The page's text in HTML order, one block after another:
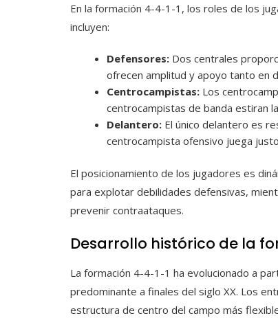
En la formación 4-4-1-1, los roles de los
incluyen:
Defensores: Dos centrales
ofrecen amplitud y apoyo tanto en
Centrocampistas: Los
centrocampistas de banda estiran
Delantero: El único delantero es
centrocampista ofensivo juega
El posicionamiento de los jugadores es
para explotar debilidades defensivas,
prevenir contraataques.
Desarrollo histórico de la
La formación 4-4-1-1 ha evolucionado a
predominante a finales del siglo XX. Los
estructura de centro del campo más